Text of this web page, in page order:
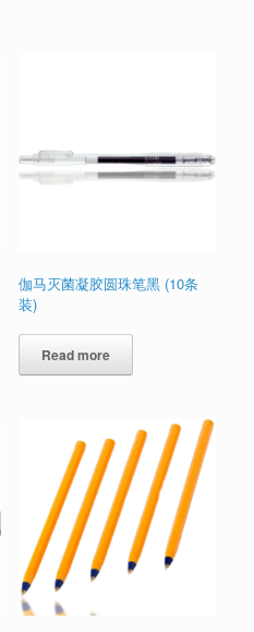
伽马灭菌凝胶圆珠笔黑 (10条
装)
Read more